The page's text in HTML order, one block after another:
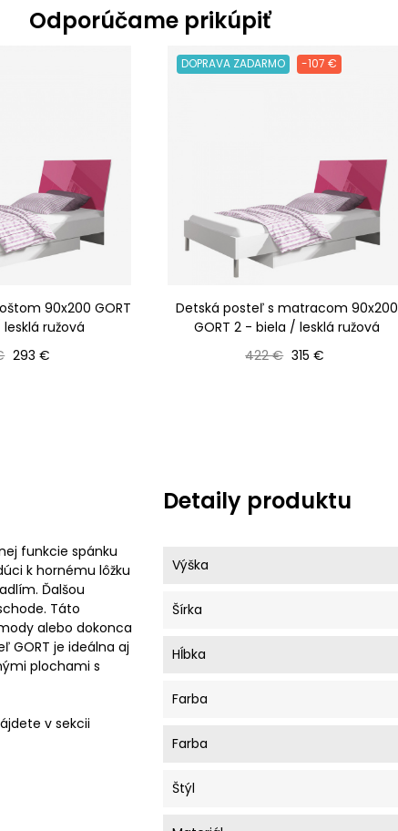
Odporúčame prikúpiť
90x200 GORT
ružová
cena
Cena
293 €
DOPRAVA ZADARMO -107 €
Detská posteľ s matracom 90x200
GORT 2 - biela / lesklá ružová
Bežná cena
422 € Cena
315 €
funkcie spánku
k hornému lôžku
Ďalšou
Táto
alebo dokonca
GORT je ideálna aj
plochami s
v sekcii
Detaily produktu
Výška
Šírka
Hĺbka
Farba
Farba
Štýl